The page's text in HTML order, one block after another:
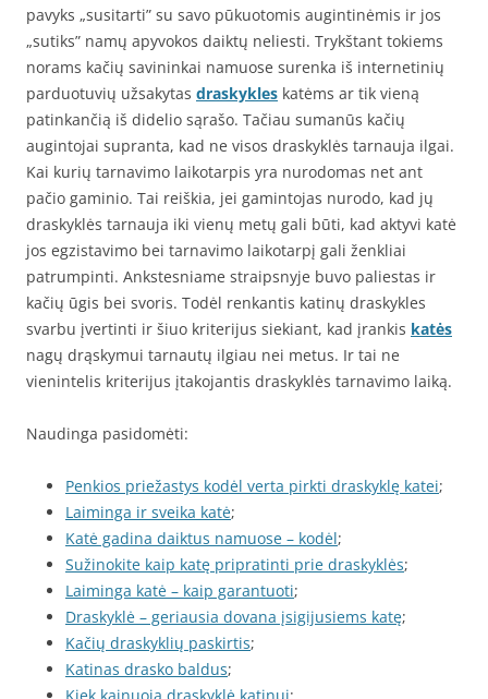
pavyks „susitarti” su savo pūkuotomis augintinėmis ir jos
„sutiks” namų apyvokos daiktų neliesti. Trykštant tokiems
norams kačių savininkai namuose surenka iš internetinių
parduotuvių užsakytas draskykles katėms ar tik vieną
patinkančią iš didelio sąrašo. Tačiau sumanūs kačių
augintojai supranta, kad ne visos draskyklės tarnauja ilgai.
Kai kurių tarnavimo laikotarpis yra nurodomas net ant
pačio gaminio. Tai reiškia, jei gamintojas nurodo, kad jų
draskyklės tarnauja iki vienų metų gali būti, kad aktyvi katė
jos egzistavimo bei tarnavimo laikotarpį gali ženkliai
patrumpinti. Ankstesniame straipsnyje buvo paliestas ir
kačių ūgis bei svoris. Todėl renkantis katinų draskykles
svarbu įvertinti ir šiuo kriterijus siekiant, kad įrankis katės
nagų drąskymui tarnautų ilgiau nei metus. Ir tai ne
vienintelis kriterijus įtakojantis draskyklės tarnavimo laiką.
Naudinga pasidomėti:
Penkios priežastys kodėl verta pirkti draskyklę katei;
Laiminga ir sveika katė;
Katė gadina daiktus namuose – kodėl;
Sužinokite kaip katę pripratinti prie draskyklės;
Laiminga katė – kaip garantuoti;
Draskyklė – geriausia dovana įsigijusiems katę;
Kačių draskyklių paskirtis;
Katinas drasko baldus;